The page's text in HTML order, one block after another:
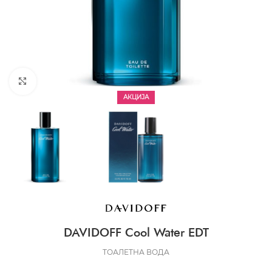
АКЦИЈА
CLICK TO ENLARGE
DAVIDOFF Cool Water EDT
ТОАЛЕТНА ВОДА